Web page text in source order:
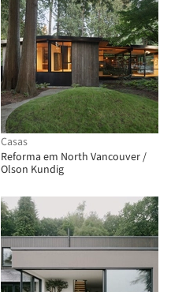
Casas
Reforma em North Vancouver /
Olson Kundig